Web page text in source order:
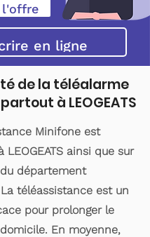
l'offre
en ligne
de la téléalarme
à LEOGEATS
Minifone est
LEOGEATS ainsi que sur
département
La téléassistance est un
pour prolonger le
En moyenne,